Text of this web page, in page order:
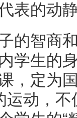
表的动
的智商
学生的
，定为
运动，